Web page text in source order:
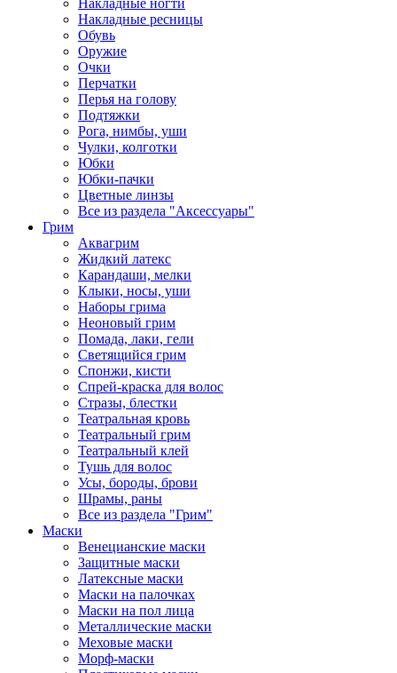
Накладные ногти
Накладные ресницы
Обувь
Оружие
Очки
Перчатки
Перья на голову
Подтяжки
Рога, нимбы, уши
Чулки, колготки
Юбки
Юбки-пачки
Цветные линзы
Все из раздела "Аксессуары"
Грим
Аквагрим
Жидкий латекс
Карандаши, мелки
Клыки, носы, уши
Наборы грима
Неоновый грим
Помада, лаки, гели
Светящийся грим
Спонжи, кисти
Спрей-краска для волос
Стразы, блестки
Театральная кровь
Театральный грим
Театральный клей
Тушь для волос
Усы, бороды, брови
Шрамы, раны
Все из раздела "Грим"
Маски
Венецианские маски
Защитные маски
Латексные маски
Маски на палочках
Маски на пол лица
Металлические маски
Меховые маски
Морф-маски